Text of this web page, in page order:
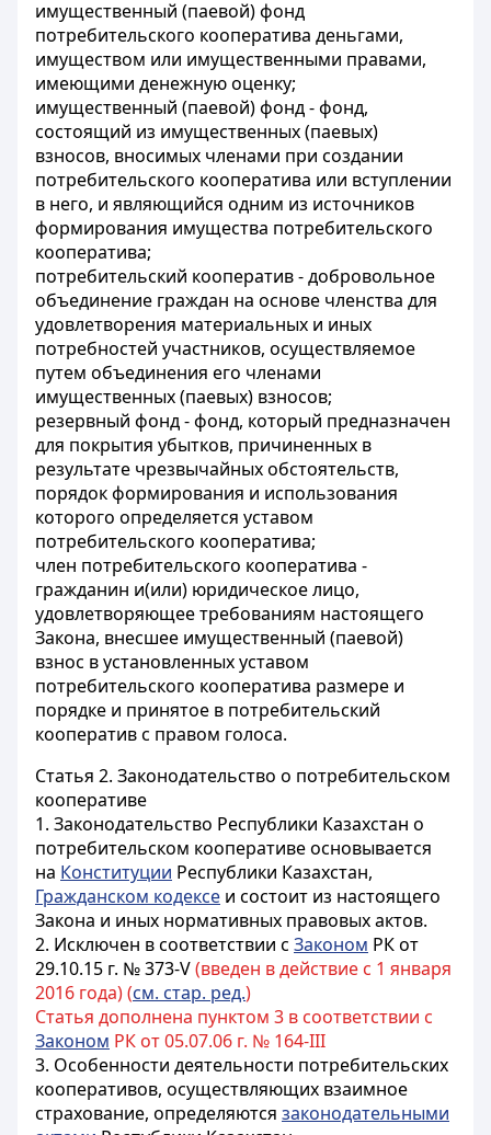
имущественный (паевой) фонд
потребительского кооператива деньгами,
имуществом или имущественными правами,
имеющими денежную оценку;
имущественный (паевой) фонд- фонд,
состоящий из имущественных (паевых)
взносов, вносимых членами при создании
потребительского кооператива или вступлении
в него, и являющийся одним из источников
формирования имущества потребительского
кооператива;
потребительский кооператив- добровольное
объединение граждан на основе членства для
удовлетворения материальных и иных
потребностей участников, осуществляемое
путем объединения его членами
имущественных (паевых) взносов;
резервный фонд- фонд, который предназначен
для покрытия убытков, причиненных в
результате чрезвычайных обстоятельств,
порядок формирования и использования
которого определяется уставом
потребительского кооператива;
член потребительского кооператива -
гражданин и(или) юридическое лицо,
удовлетворяющее требованиям настоящего
Закона, внесшее имущественный (паевой)
взнос в установленных уставом
потребительского кооператива размере и
порядке и принятое в потребительский
кооператив с правом голоса.
Статья 2. Законодательство о потребительском
кооперативе
1. Законодательство Республики Казахстан о
потребительском кооперативе основывается
на Конституции Республики Казахстан,
Гражданском кодексе и состоит из настоящего
Закона и иных нормативных правовых актов.
2. Исключен в соответствии с Законом РК от
29.10.15 г. № 373-V(введен в действие с 1 января
2016 года) (см. стар. ред.)
Статья дополнена пунктом 3 в соответствии с
Законом РК от 05.07.06 г. № 164-III
3. Особенности деятельности потребительских
кооперативов, осуществляющих взаимное
страхование, определяются законодательными